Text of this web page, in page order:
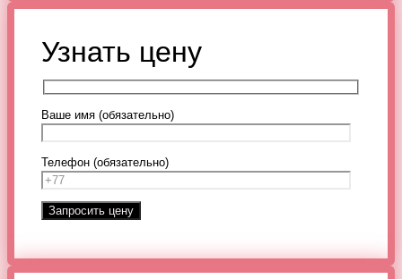
Узнать цену
Ваше имя (обязательно)
Телефон (обязательно)